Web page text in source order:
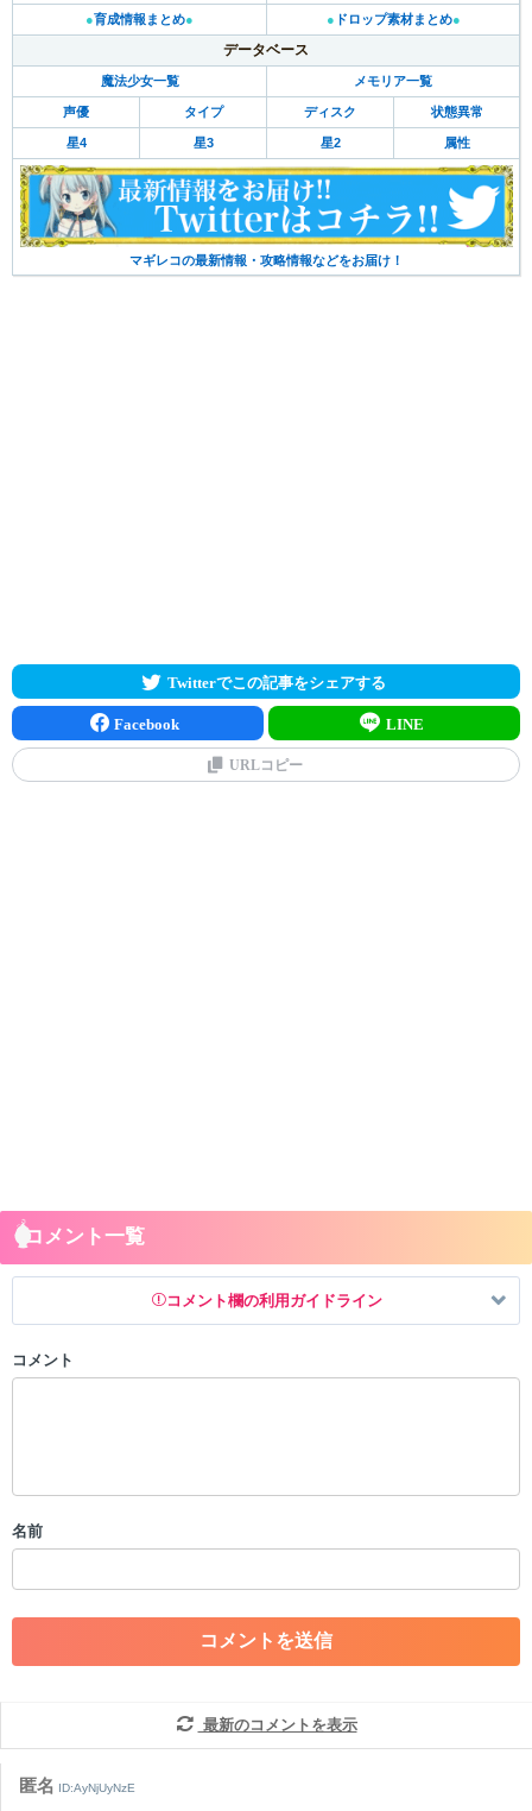
●育成情報まとめ● ● ドロップ素材まとめ●
データベース
魔法少女一覧 メモリア一覧
声優 タイプ ディスク 状態異常
星4 星3 星2 属性
マギレコの最新情報・攻略情報などをお届け！
Twitterでこの記事をシェアする
Facebook LINE
URLコピー
コメント一覧
コメント欄の利用ガイドライン
以下の書き込みを禁止とし、場合によってはコメント削除や書き込み制
・一度削除された投稿を再び投稿すること
・アカウントの売買など金銭が絡む内容の投稿
・各ゲームのネタバレを含む内容の投稿
・その他、管理者が不適切と判断した投稿
コメントの削除を申請する※投稿内容を確認後、順次対応さ
せていただきます。ご了承ください。
コメント
名前
最新のコメントを表示
匿名 ID:AyNjUyNzE